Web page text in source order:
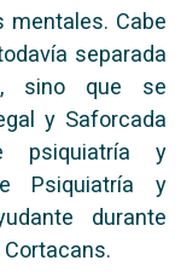
mentales. Cabe
separada
sino que se
y Saforcada
psiquiatría y
Psiquiatría y
durante